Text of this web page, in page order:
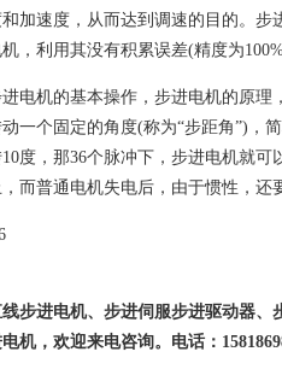
加速度，从而达到调速的目的。
，利用其没有积累误差(精度为
电机的基本操作，步进电机的原
一个固定的角度(称为“步距角”)，
度，那36个脉冲下，步进电机就可
而普通电机失电后，由于惯性，还
步进电机、步进伺服步进驱动器、
机，欢迎来电咨询。电话：